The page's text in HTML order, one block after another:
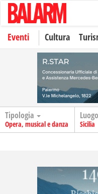
Eventi Cultura
Tipologia
Opera, musical e danza
Luogo
Sicilia